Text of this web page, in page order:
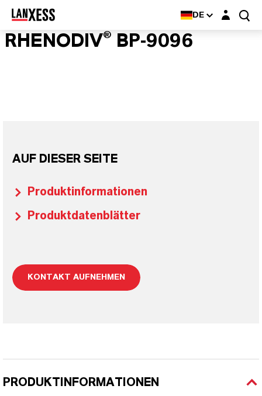
DE Login-Maske
RHENODIV® BP-9096
AUF DIESER SEITE
Produktinformationen
Produktdatenblätter
KONTAKT AUFNEHMEN
PRODUKTINFORMATIONEN